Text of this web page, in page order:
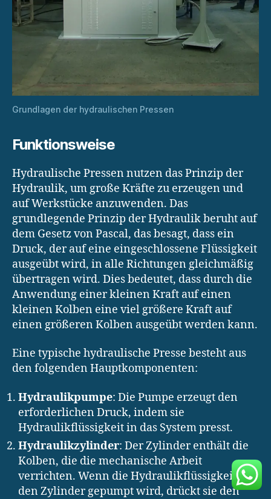
Grundlagen der hydraulischen Pressen
Funktionsweise
Hydraulische Pressen nutzen das Prinzip der
Hydraulik, um große Kräfte zu erzeugen und
auf Werkstücke anzuwenden. Das
grundlegende Prinzip der Hydraulik beruht auf
dem Gesetz von Pascal, das besagt, dass ein
Druck, der auf eine eingeschlossene Flüssigkeit
ausgeübt wird, in alle Richtungen gleichmäßig
übertragen wird. Dies bedeutet, dass durch die
Anwendung einer kleinen Kraft auf einen
kleinen Kolben eine viel größere Kraft auf
einen größeren Kolben ausgeübt werden kann.
Eine typische hydraulische Presse besteht aus
den folgenden Hauptkomponenten:
Hydraulikpumpe: Die Pumpe erzeugt den
erforderlichen Druck, indem sie
Hydraulikflüssigkeit in das System presst.
Hydraulikzylinder: Der Zylinder enthält die
Kolben, die die mechanische Arbeit
verrichten. Wenn die Hydraulikflüssigkeit in
den Zylinder gepumpt wird, drückt sie den